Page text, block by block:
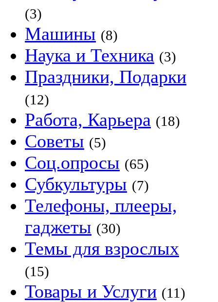
(3)
Машины (8)
Наука и Техника (3)
Праздники, Подарки
(12)
Работа, Карьера (18)
Советы (5)
Соц.опросы (65)
Субкультуры (7)
Телефоны, плееры,
гаджеты (30)
Темы для взрослых
(15)
Товары и Услуги (11)